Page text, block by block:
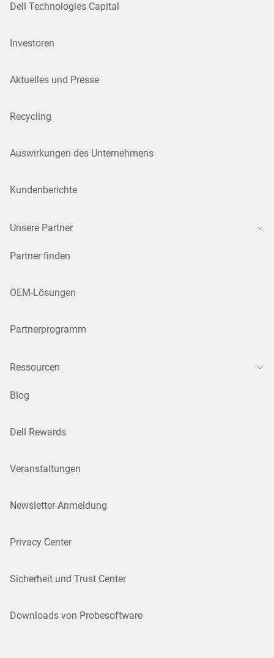
Dell Technologies Capital
Investoren
Aktuelles und Presse
Recycling
Auswirkungen des Unternehmens
Kundenberichte
Unsere Partner
Partner finden
OEM-Lösungen
Partnerprogramm
Ressourcen
Blog
Dell Rewards
Veranstaltungen
Newsletter-Anmeldung
Privacy Center
Sicherheit und Trust Center
Downloads von Probesoftware